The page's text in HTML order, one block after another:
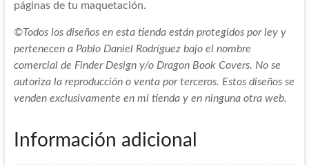
páginas de tu maquetación.
©Todos los diseños en esta tienda están protegidos por ley y
pertenecen a Pablo Daniel Rodríguez bajo el nombre
comercial de Finder Design y/o Dragon Book Covers. No se
autoriza la reproducción o venta por terceros. Estos diseños se
venden exclusivamente en mi tienda y en ninguna otra web.
Información adicional